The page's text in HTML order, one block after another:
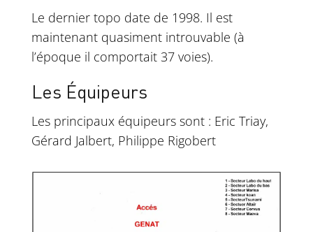
Le dernier topo date de 1998. Il est
maintenant quasiment introuvable (à
l’époque il comportait 37 voies).
Les Équipeurs
Les principaux équipeurs sont : Eric Triay,
Gérard Jalbert, Philippe Rigobert